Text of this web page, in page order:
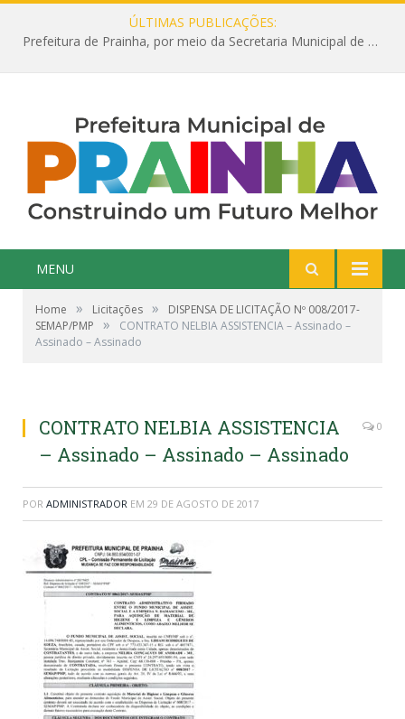
ÚLTIMAS PUBLICAÇÕES:
Prefeitura de Prainha, por meio da Secretaria Municipal de Educação, abre 354 vagas na área da Educação para 2025 com processo seletivo simplificado
MENU
Home » Licitações »
DISPENSA DE LICITAÇÃO Nº 008/2017-
SEMAP/PMP
»
CONTRATO NELBIA ASSISTENCIA – Assinado –
Assinado – Assinado
CONTRATO NELBIA ASSISTENCIA
– Assinado – Assinado – Assinado
0
POR ADMINISTRADOR EM 29 DE AGOSTO DE 2017